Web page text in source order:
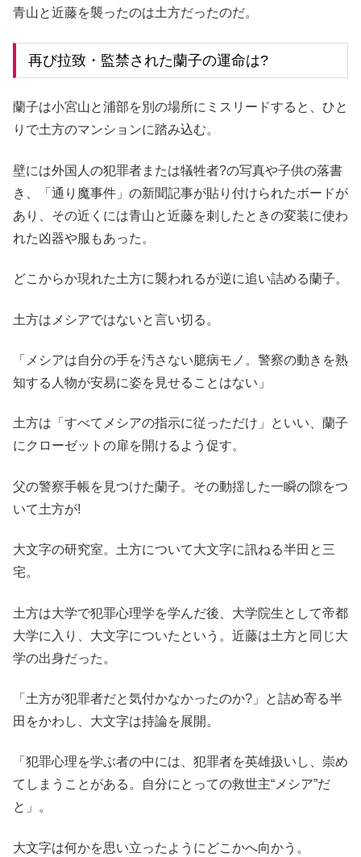
青山と近藤を襲ったのは土方だったのだ。
再び拉致・監禁された蘭子の運命は?
蘭子は小宮山と浦部を別の場所にミスリードすると、ひと
りで土方のマンションに踏み込む。
壁には外国人の犯罪者または犠牲者?の写真や子供の落書
き、「通り魔事件」の新聞記事が貼り付けられたボードが
あり、その近くには青山と近藤を刺したときの変装に使わ
れた凶器や服もあった。
どこからか現れた土方に襲われるが逆に追い詰める蘭子。
土方はメシアではないと言い切る。
「メシアは自分の手を汚さない臆病モノ。警察の動きを熟
知する人物が安易に姿を見せることはない」
土方は「すべてメシアの指示に従っただけ」といい、蘭子
にクローゼットの扉を開けるよう促す。
父の警察手帳を見つけた蘭子。その動揺した一瞬の隙をつ
いて土方が!
大文字の研究室。土方について大文字に訊ねる半田と三
宅。
土方は大学で犯罪心理学を学んだ後、大学院生として帝都
大学に入り、大文字についたという。近藤は土方と同じ大
学の出身だった。
「土方が犯罪者だと気付かなかったのか?」と詰め寄る半
田をかわし、大文字は持論を展開。
「犯罪心理を学ぶ者の中には、犯罪者を英雄扱いし、崇め
てしまうことがある。自分にとっての救世主“メシア”だ
と」。
大文字は何かを思い立ったようにどこかへ向かう。